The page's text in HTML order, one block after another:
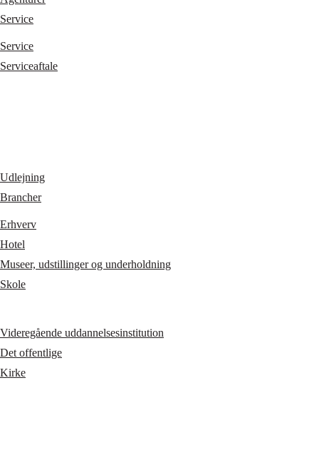
Service
Service
Serviceaftale
Udlejning
Brancher
Erhverv
Hotel
Museer, udstillinger og underholdning
Skole
Videregående uddannelsesinstitution
Det offentlige
Kirke